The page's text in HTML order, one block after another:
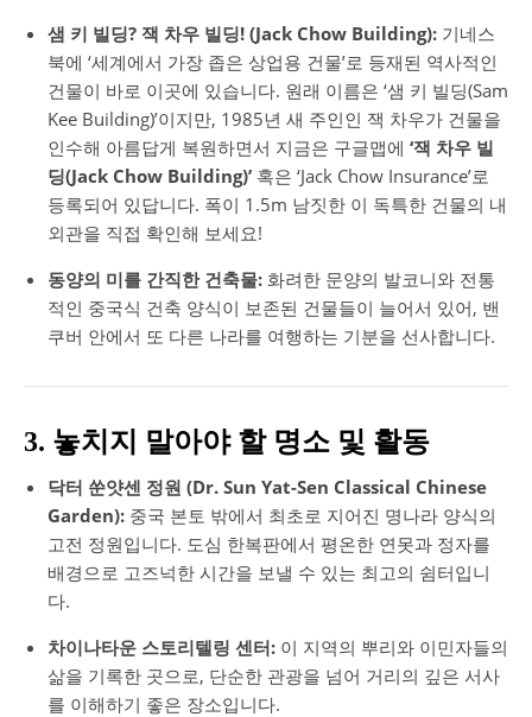
샘 키 빌딩? 잭 차우 빌딩! (Jack Chow Building): 기네스
북에 ‘세계에서 가장 좁은 상업용 건물’로 등재된 역사적인
건물이 바로 이곳에 있습니다. 원래 이름은 ‘샘 키 빌딩(Sam
Kee Building)’이지만, 1985년 새 주인인 잭 차우가 건물을
인수해 아름답게 복원하면서 지금은 구글맵에 ‘잭 차우 빌
딩(Jack Chow Building)’ 혹은 ‘Jack Chow Insurance’로
등록되어 있답니다. 폭이 1.5m 남짓한 이 독특한 건물의 내
외관을 직접 확인해 보세요!
동양의 미를 간직한 건축물: 화려한 문양의 발코니와 전통
적인 중국식 건축 양식이 보존된 건물들이 늘어서 있어, 밴
쿠버 안에서 또 다른 나라를 여행하는 기분을 선사합니다.
3. 놓치지 말아야 할 명소 및 활동
닥터 쑨얏센 정원 (Dr. Sun Yat-Sen Classical Chinese
Garden): 중국 본토 밖에서 최초로 지어진 명나라 양식의
고전 정원입니다. 도심 한복판에서 평온한 연못과 정자를
배경으로 고즈넉한 시간을 보낼 수 있는 최고의 쉼터입니
다.
차이나타운 스토리텔링 센터: 이 지역의 뿌리와 이민자들의
삶을 기록한 곳으로, 단순한 관광을 넘어 거리의 깊은 서사
를 이해하기 좋은 장소입니다.